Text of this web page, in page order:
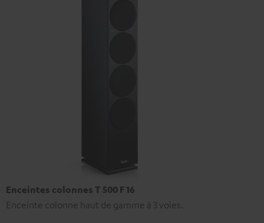
Enceintes colonnes T 500 F 16
Enceinte colonne haut de gamme à 3 voies.